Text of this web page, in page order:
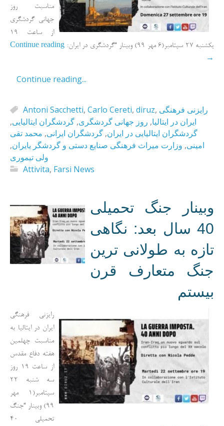
مناسبت روز
جهانی گردشگری
از ساعت 19
یکشنبه 27 سپتامبر(6 مهر 99) وبینار “گردشگری در ایران:
Continue reading
→
Continue reading...
Antoni Sacchetti, Carlo Cereti, diruz, رایزنی فرهنگی
ایران در ایتالیا, روز جهانی گردشگری, گردشگران ایتالیایی,
گردشگران ایتالیایی در ایران, گردشگران ایرانی, محمد تقی
امینی, وزارت میراث فرهنگی صنایع دستی و گردشگر یایران,
ولی تیموری
Attivita, Farsi News
وبینار جنگ تحمیلی
40 سال بعد: نگاهی
تازه به طولانی ترین
جنگ متعارف قرن
بیستم
رایزنی فرهنگی
ایران در ایتالیا به
مناسبت چهلمین
هفته دفاع مقدس
از ساعت 19 روز
سه شنبه 22
سپتامبر(1 مهر
99) وبینار “جنگ
تحمیلی 40